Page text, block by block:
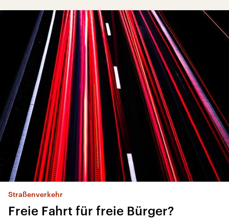
Sachbuch „Öffentliche Kunstfreiheit“
Kunst darf (fast) alles
07:17 Minuten
Hörstück über graphische Notation
A Treatise Remix
Plagiatsverdacht
Straßenverkehr
Freie Fahrt für freie Bürger?